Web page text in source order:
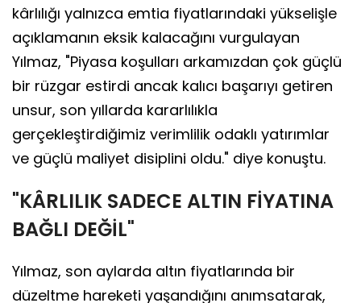
kârlılığı yalnızca emtia fiyatlarındaki yükselişle
açıklamanın eksik kalacağını vurgulayan
Yılmaz, "Piyasa koşulları arkamızdan çok güçlü
bir rüzgar estirdi ancak kalıcı başarıyı getiren
unsur, son yıllarda kararlılıkla
gerçekleştirdiğimiz verimlilik odaklı yatırımlar
ve güçlü maliyet disiplini oldu." diye konuştu.
"KÂRLILIK SADECE ALTIN FİYATINA
BAĞLI DEĞİL"
Yılmaz, son aylarda altın fiyatlarında bir
düzeltme hareketi yaşandığını anımsatarak,